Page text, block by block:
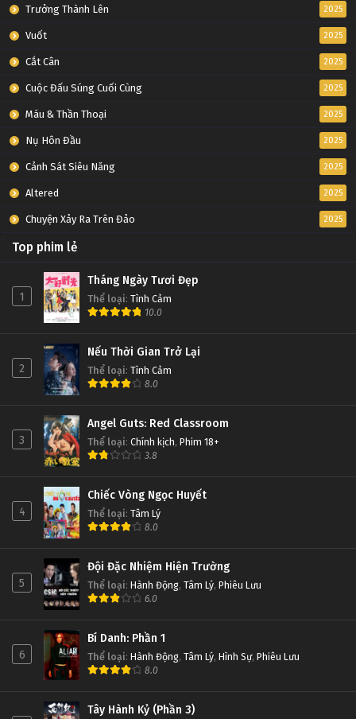
Trưởng Thành Lên 2025
Vuốt 2025
Cắt Cân 2025
Cuộc Đấu Súng Cuối Cùng 2025
Máu & Thần Thoại 2025
Nụ Hôn Đầu 2025
Cảnh Sát Siêu Năng 2025
Altered 2025
Chuyện Xảy Ra Trên Đảo 2025
Top phim lẻ
1
Tháng Ngày Tươi Đẹp
Thể loại: Tình Cảm
10.0
2
Nếu Thời Gian Trở Lại
Thể loại: Tình Cảm
8.0
3
Angel Guts: Red Classroom
Thể loại: Chính kịch, Phim 18+
3.8
4
Chiếc Vòng Ngọc Huyết
Thể loại: Tâm Lý
8.0
5
Đội Đặc Nhiệm Hiện Trường
Thể loại: Hành Động, Tâm Lý, Phiêu Lưu
6.0
6
Bí Danh: Phần 1
Thể loại: Hành Động, Tâm Lý, Hình Sự, Phiêu Lưu
8.0
Tây Hành Kỷ (Phần 3)